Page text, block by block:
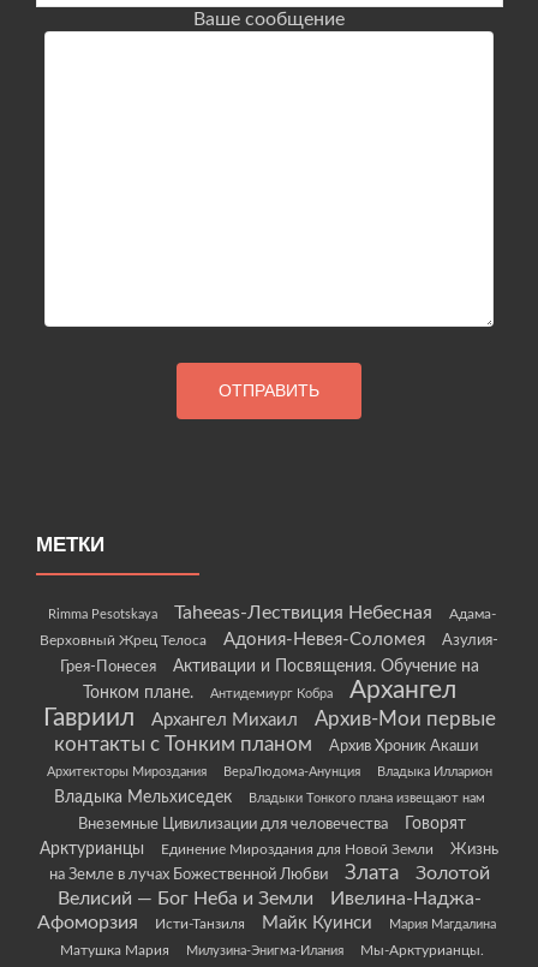
Ваше сообщение
МЕТКИ
Rimma Pesotskaya Taheeas-Лествиция Небесная
Адама-
Верховный Жрец Телоса
Адония-Невея-Соломея
Азулия-
Грея-Понесея
Активации и Посвящения. Обучение на
Тонком плане.
Антидемиург Кобра
Архангел
Гавриил
Архангел Михаил
Архив-Мои первые
контакты с Тонким планом
Архив Хроник Акаши
Архитекторы Мироздания ВераЛюдома-Анунция Владыка Илларион
Владыка Мельхиседек Владыки Тонкого плана извещают нам
Внеземные Цивилизации для человечества
Говорят
Арктурианцы
Единение Мироздания для Новой Земли
Жизнь
на Земле в лучах Божественной Любви
Злата
Золотой
Велисий — Бог Неба и Земли
Ивелина-Наджа-
Афоморзия
Исти-Танзиля Майк Куинси Мария Магдалина
Матушка Мария Милузина-Энигма-Илания
Мы-Арктурианцы.